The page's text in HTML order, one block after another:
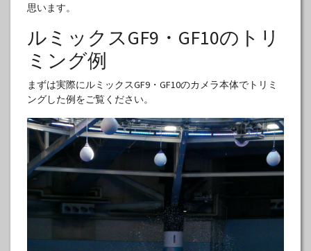
思います。
ルミックスGF9・GF10のトリ
ミング例
まずは実際にルミックスGF9・GF10のカメラ本体でトリミ
ングした例をご覧ください。